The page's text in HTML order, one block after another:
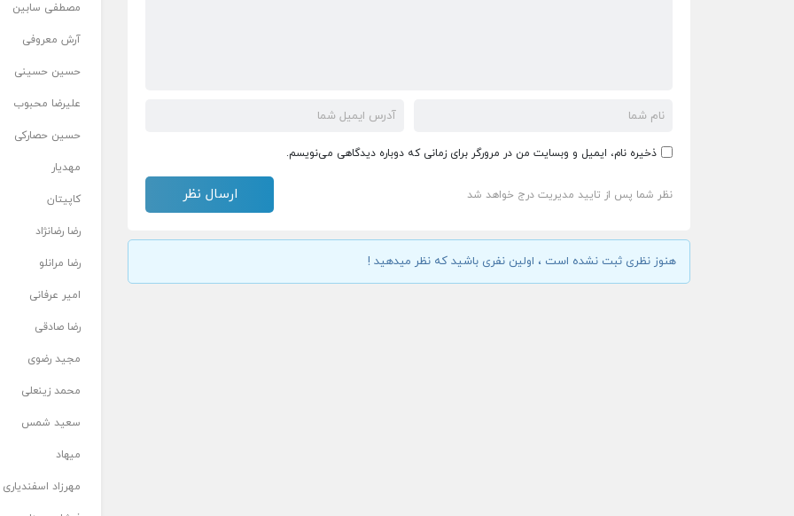
ذخیره نام، ایمیل و وبسایت من در مرورگر برای زمانی که دوباره دیدگاهی می‌نویسم.
نظر شما پس از تایید مدیریت درج خواهد شد
هنوز نظری ثبت نشده است ، اولین نفری باشید که نظر میدهید !
مصطفی سابین
آرش معروفی
حسین حسینی
علیرضا محبوب
حسین حصارکی
مهدیار
کاپیتان
رضا رضانژاد
رضا مرانلو
امیر عرفانی
رضا صادقی
مجید رضوی
محمد زینعلی
سعید شمس
میهاد
مهرزاد اسفندیاری